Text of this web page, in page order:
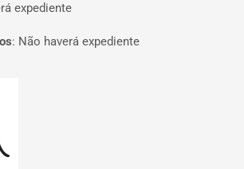
expediente
: Não haverá expediente